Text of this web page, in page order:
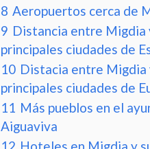
8 Aeropuertos cerca de
9 Distancia entre Migdia
principales ciudades de
10 Distacia entre Migdia
principales ciudades de
11 Más pueblos en el
Aiguaviva